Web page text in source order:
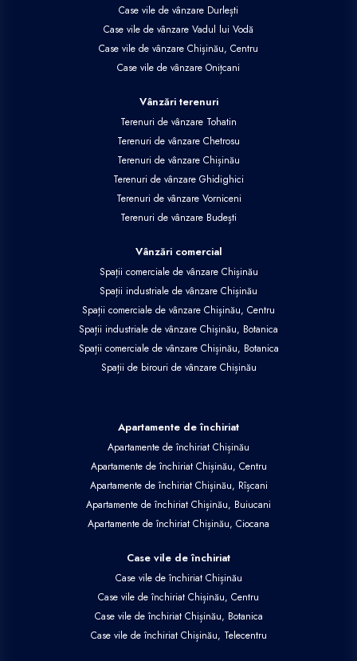
Case vile de vânzare Durlești
Case vile de vânzare Vadul lui Vodă
Case vile de vânzare Chișinău, Centru
Case vile de vânzare Onițcani
Vânzări terenuri
Terenuri de vânzare Tohatin
Terenuri de vânzare Chetrosu
Terenuri de vânzare Chișinău
Terenuri de vânzare Ghidighici
Terenuri de vânzare Vorniceni
Terenuri de vânzare Budești
Vânzări comercial
Spații comerciale de vânzare Chișinău
Spații industriale de vânzare Chișinău
Spații comerciale de vânzare Chișinău, Centru
Spații industriale de vânzare Chișinău, Botanica
Spații comerciale de vânzare Chișinău, Botanica
Spații de birouri de vânzare Chișinău
Apartamente de închiriat
Apartamente de închiriat Chișinău
Apartamente de închiriat Chișinău, Centru
Apartamente de închiriat Chișinău, Rîșcani
Apartamente de închiriat Chișinău, Buiucani
Apartamente de închiriat Chișinău, Ciocana
Case vile de închiriat
Case vile de închiriat Chișinău
Case vile de închiriat Chișinău, Centru
Case vile de închiriat Chișinău, Botanica
Case vile de închiriat Chișinău, Telecentru